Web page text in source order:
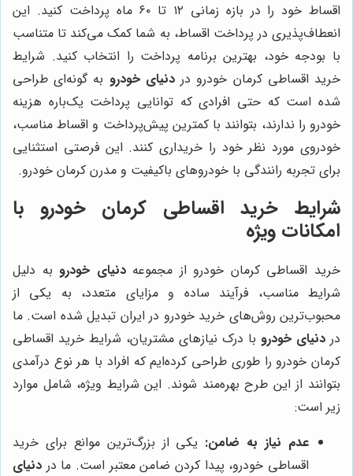
اقساط خود را در بازه زمانی ۱۲ تا ۶۰ ماه پرداخت کنید. این
انعطاف‌پذیری در پرداخت اقساط، به شما کمک می‌کند تا متناسب
با بودجه خود، بهترین برنامه پرداخت را انتخاب کنید. شرایط
خرید اقساطی کرمان خودرو دردنیای خودرو به گونه‌ای طراحی
شده است که حتی افرادی که توانایی پرداخت یک‌باره هزینه
خودرو را ندارند، بتوانند با کمترین پیش‌پرداخت و اقساط مناسب،
خودروی مورد نظر خود را خریداری کنند. این فرصتی استثنایی
برای تجربه رانندگی با خودروهای باکیفیت و مدرن کرمان خودرو.
شرایط خرید اقساطی کرمان خودرو با
امکانات ویژه
خرید اقساطی کرمان خودرو از مجموعهدنیای خودرو به دلیل
شرایط مناسب، فرآیند ساده و مزایای متعدد، به یکی از
محبوب‌ترین روش‌های خرید خودرو در ایران تبدیل شده است. ما
در دنیای خودرو با درک نیازهای مشتریان، شرایط خرید اقساطی
کرمان خودرو را طوری طراحی کرده‌ایم که افراد با هر نوع درآمدی
بتوانند از این طرح بهره‌مند شوند. این شرایط ویژه، شامل موارد
زیر است:
عدم نیاز به ضامن: یکی از بزرگ‌ترین موانع برای خرید
اقساطی خودرو، پیدا کردن ضامن معتبر است. ما در دنیای